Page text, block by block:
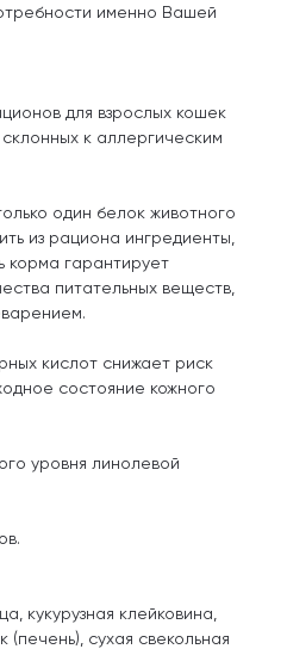
именно Вашей
для взрослых кошек
к аллергическим
один белок животного
из рациона ингредиенты,
корма гарантирует
питательных веществ,
кислот снижает риск
состояние кожного
уровня линолевой
кукурузная клейковина,
(печень), сухая свекольная